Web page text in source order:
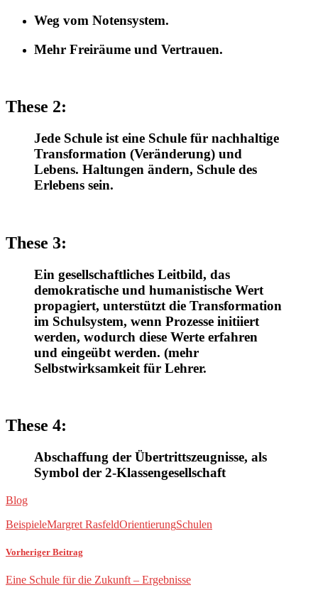
Weg vom Notensystem.
Mehr Freiräume und Vertrauen.
These 2:
Jede Schule ist eine Schule für nachhaltige
Transformation (Veränderung) und
Lebens. Haltungen ändern, Schule des
Erlebens sein.
These 3:
Ein gesellschaftliches Leitbild, das
demokratische und humanistische Wert
propagiert, unterstützt die Transformation
im Schulsystem, wenn Prozesse initiiert
werden, wodurch diese Werte erfahren
und eingeübt werden. (mehr
Selbstwirksamkeit für Lehrer.
These 4:
Abschaffung der Übertrittszeugnisse, als
Symbol der 2-Klassengesellschaft
Blog
BeispieleMargret RasfeldOrientierungSchulen
Vorheriger Beitrag
Eine Schule für die Zukunft – Ergebnisse